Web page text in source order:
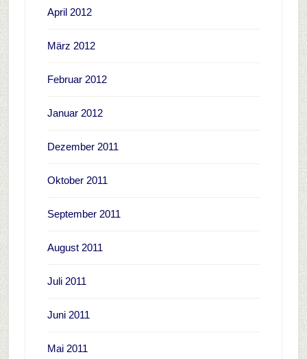
April 2012
März 2012
Februar 2012
Januar 2012
Dezember 2011
Oktober 2011
September 2011
August 2011
Juli 2011
Juni 2011
Mai 2011